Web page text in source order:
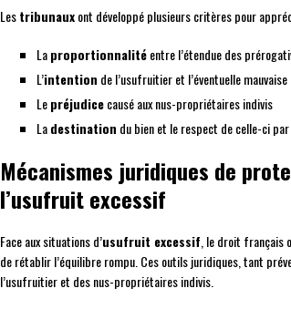
Lestribunauxont développé plusieurs critères pour
Laproportionnalitéentre l’étendue des
L’intention de l’usufruitier et l’éventuelle
Lepréjudicecausé aux nus-propriétaires indivis
Ladestination du bien et le respect de celle-ci
Mécanismes juridiques de
l’usufruit excessif
Face aux situations d’usufruit excessif , le droit
de rétablir l’équilibre rompu. Ces outils juridiques, tant
l’usufruitier et des nus-propriétaires indivis.